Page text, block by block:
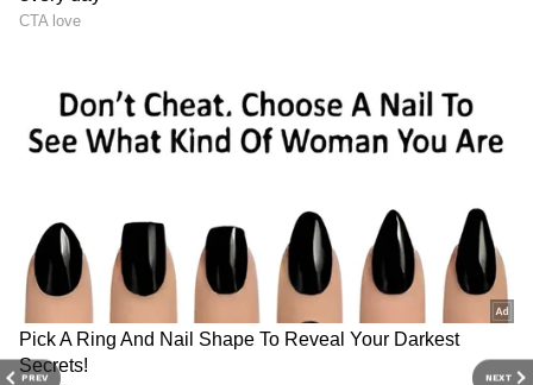
PREV NEXT
రాణుల మృతదేహాలను మమ్మీలుగా భద్రపరిచే సమయంలో
సూచిస్తున్నాయి. మృతదేహం త్వరగా కుళ్లిపోకుండా
ఉంచడంలో ఇది సహాయపడుతుందని అప్పటి ప్రజలు
నమ్మేవారు. అలాగే మరణించిన వారి ఆత్మను చెడు శక్తుల
విశ్వసించేవారు.